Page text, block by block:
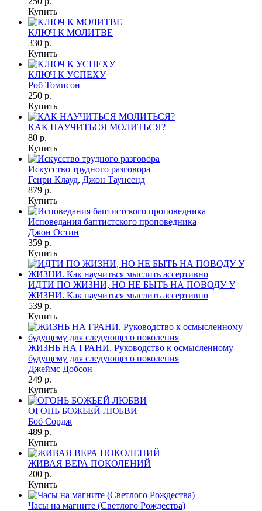
Купить
КЛЮЧ К МОЛИТВЕ
330 р.
Купить
КЛЮЧ К УСПЕХУ
Роб Томпсон
250 р.
Купить
КАК НАУЧИТЬСЯ МОЛИТЬСЯ?
80 р.
Купить
Искусство трудного разговора
Генри Клауд, Джон Таунсенд
879 р.
Купить
Исповедания баптистского проповедника
Джон Остин
359 р.
Купить
ИДТИ ПО ЖИЗНИ, НО НЕ БЫТЬ НА ПОВОДУ У
ЖИЗНИ. Как научиться мыслить ассертивно
539 р.
Купить
ЖИЗНЬ НА ГРАНИ. Руководство к осмысленному
будущему для следующего поколения
Джеймс Добсон
249 р.
Купить
ОГОНЬ БОЖЬЕЙ ЛЮБВИ
Боб Сордж
489 р.
Купить
ЖИВАЯ ВЕРА ПОКОЛЕНИЙ
200 р.
Купить
Часы на магните (Светлого Рождества)